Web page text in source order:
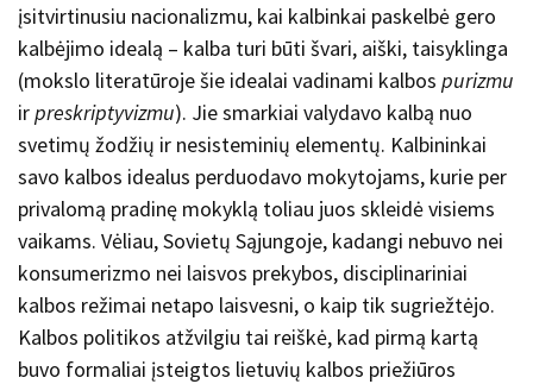
įsitvirtinusiu nacionalizmu, kai kalbinkai paskelbė gero
kalbėjimo idealą – kalba turi būti švari, aiški, taisyklinga
(mokslo literatūroje šie idealai vadinami kalbos purizmu
irpreskriptyvizmu). Jie smarkiai valydavo kalbą nuo
svetimų žodžių ir nesisteminių elementų. Kalbininkai
savo kalbos idealus perduodavo mokytojams, kurie per
privalomą pradinę mokyklą toliau juos skleidė visiems
vaikams. Vėliau, Sovietų Sąjungoje, kadangi nebuvo nei
konsumerizmo nei laisvos prekybos, disciplinariniai
kalbos režimai netapo laisvesni, o kaip tik sugriežtėjo.
Kalbos politikos atžvilgiu tai reiškė, kad pirmą kartą
buvo formaliai įsteigtos lietuvių kalbos priežiūros